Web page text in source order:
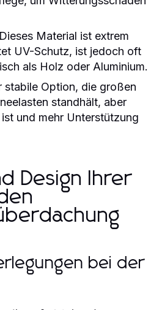
Dieses Material ist extrem
UV-Schutz, ist jedoch oft
als Holz oder Aluminium.
stabile Option, die großen
standhält, aber
und mehr Unterstützung
Design Ihrer
bei der